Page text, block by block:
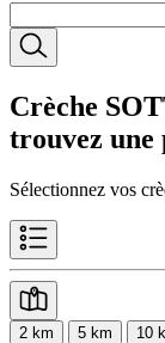
Crèche
trouvez une
Sélectionnez vos
2 km 5 km 10